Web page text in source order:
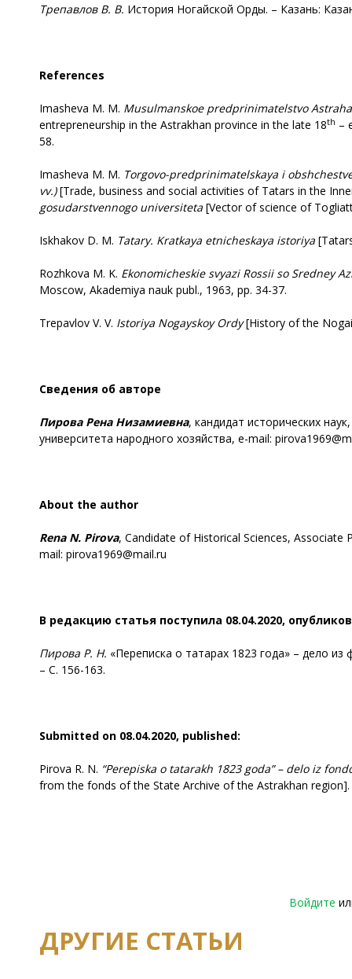
ТрепавловВ. В. История Ногайской Орды. – Казань:
References
Imasheva M. M. Musulmanskoepredprinimatelstvo
entrepreneurship in the Astrakhan province in the late 18th –
58.
Imasheva M. M. Torgovo-predprinimatelskaya i
vv.)[Trade, business and social activities of Tatars in the
gosudarstvennogo universiteta [Vector of science of
Iskhakov D. M. Tatary. Kratkaya etnicheskaya istoriya
Rozhkova M. K. Ekonomicheskiesvyazi Rossii so Sredney
Moscow, Akademiya nauk publ., 1963, pp. 34-37.
Trepavlov V. V. Istoriya Nogayskoy Ordy[History of the Nogai
Сведения об авторе
ПироваРена Низамиевна, кандидат исторических
университета народного хозяйства, e-mail:
About the author
Rena N. Pirova, Candidate of Historical Sciences,
mail: pirova1969@mail.ru
В редакцию статья поступила 08.04.2020,
Пирова Р. Н. «Переписка о татарах 1823 года» – дело
– С. 156-163.
Submitted on 08.04.2020, published:
Pirova R. N. “Perepiska o tatarakh 1823 goda” – delo iz
from the fonds of the State Archive of the Astrakhan
Войдите
ДРУГИЕ СТАТЬИ